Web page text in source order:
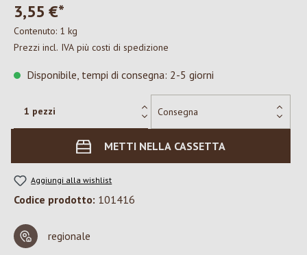
3,55 €*
Contenuto: 1 kg
Prezzi incl. IVA più costi di spedizione
Disponibile, tempi di consegna: 2-5 giorni
METTI NELLA CASSETTA
Aggiungi alla wishlist
Codice prodotto: 101416
regionale